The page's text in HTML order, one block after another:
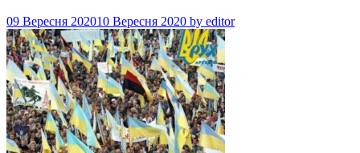
09 Вересня 202010 Вересня 2020 by editor